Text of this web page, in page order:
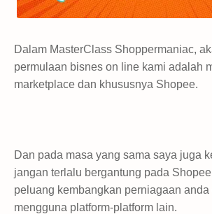
Dalam MasterClass Shoppermaniac,
permulaan bisnes on line kami adalah
marketplace dan khususnya Shopee.
Dan pada masa yang sama saya juga
jangan terlalu bergantung pada
peluang kembangkan perniagaan anda
mengguna platform-platform lain.